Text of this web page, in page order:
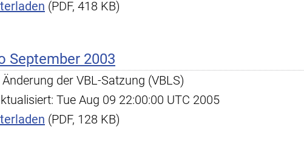
(PDF, 418 KB)
September 2003
der VBL-Satzung (VBLS)
Tue Aug 09 22:00:00 UTC 2005
(PDF, 128 KB)